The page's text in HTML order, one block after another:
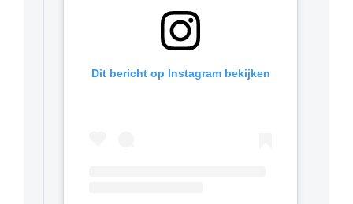
Dit bericht op Instagram bekijken